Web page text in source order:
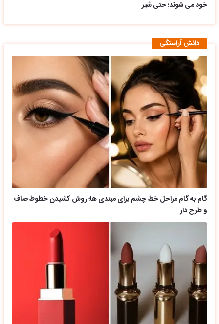
خود می شوند؛ حتی شیر
دانش آراستگی
گام به گام مراحل خط چشم برای مبتدی ها؛ روش کشیدن خطوط صاف
و طرح دار